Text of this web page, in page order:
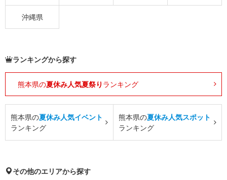
沖縄県
ランキングから探す
熊本県の夏休み人気夏祭り ランキング
熊本県の夏休み人気イベント
ランキング
熊本県の夏休み人気スポット
ランキング
その他のエリアから探す